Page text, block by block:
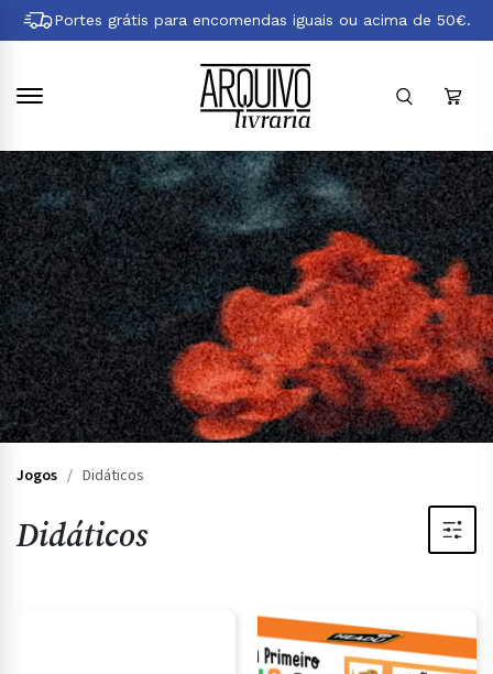
Pular
para
principal
Portes grátis para encomendas iguais ou acima de 50€.
Jogos / Didáticos
Didáticos